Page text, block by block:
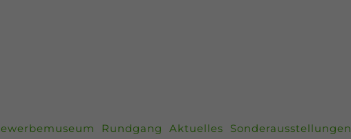
Rundgang Aktuelles Sonderausstellungen